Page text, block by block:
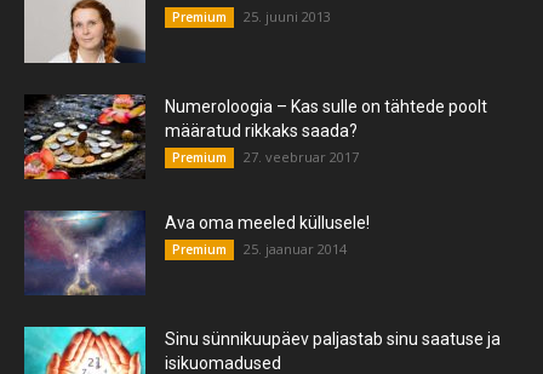
Premium 25. juuni 2013
Numeroloogia – Kas sulle on tähtede poolt
määratud rikkaks saada?
Premium 27. veebruar 2017
Ava oma meeled küllusele!
Premium 25. jaanuar 2014
Sinu sünnikuupäev paljastab sinu saatuse ja
isikuomadused